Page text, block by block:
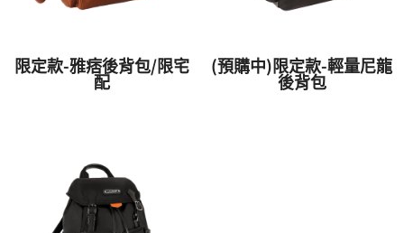
限定款-雅痞後背包/限宅
配
(預購中)限定款-輕量尼龍
後背包